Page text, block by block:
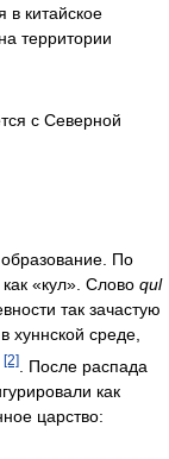
в китайское
территории
с Северной
По
«кул». Слово qul
так зачастую
хуннской среде,
[2]
. После распада
как
царство: